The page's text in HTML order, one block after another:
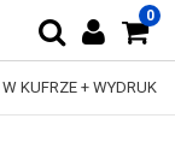
0
KUFRZE + WYDRUK